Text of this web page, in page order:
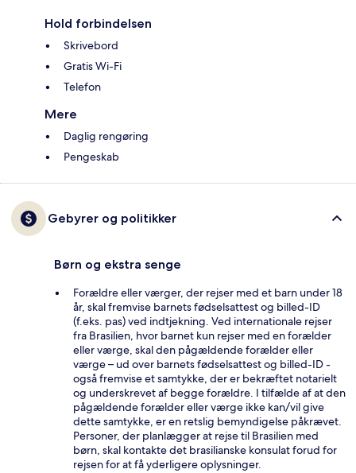
Hold forbindelsen
Skrivebord
Gratis Wi-Fi
Telefon
Mere
Daglig rengøring
Pengeskab
Gebyrer og politikker
Børn og ekstra senge
Forældre eller værger, der rejser med et barn under 18
år, skal fremvise barnets fødselsattest og billed-ID
(f.eks. pas) ved indtjekning. Ved internationale rejser
fra Brasilien, hvor barnet kun rejser med en forælder
eller værge, skal den pågældende forælder eller
værge – ud over barnets fødselsattest og billed-ID -
også fremvise et samtykke, der er bekræftet notarielt
og underskrevet af begge forældre. I tilfælde af at den
pågældende forælder eller værge ikke kan/vil give
dette samtykke, er en retslig bemyndigelse påkrævet.
Personer, der planlægger at rejse til Brasilien med
børn, skal kontakte det brasilianske konsulat forud for
rejsen for at få yderligere oplysninger.